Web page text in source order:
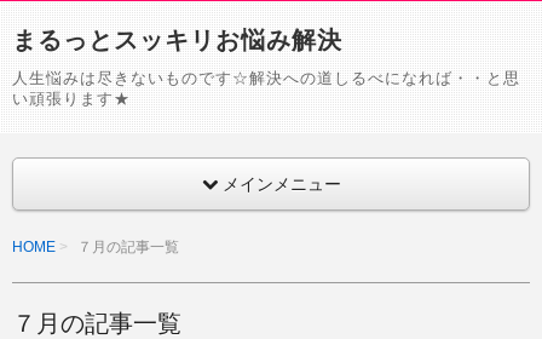
まるっとスッキリお悩み解決
人生悩みは尽きないものです☆解決への道しるべになれば・・と思
い頑張ります★
メインメニュー
HOME ７月の記事一覧
７月の記事一覧